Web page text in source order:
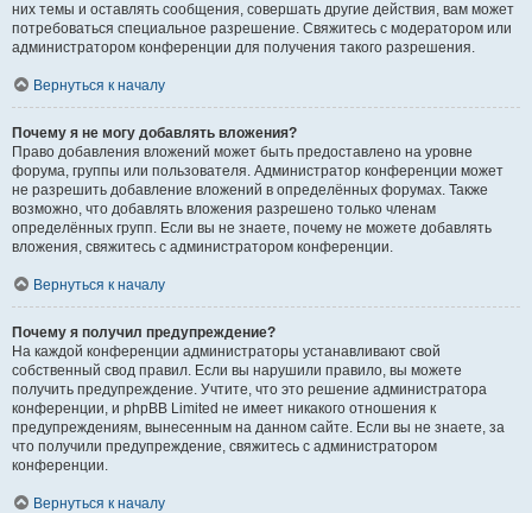
них темы и оставлять сообщения, совершать другие действия, вам может
потребоваться специальное разрешение. Свяжитесь с модератором или
администратором конференции для получения такого разрешения.
Вернуться к началу
Почему я не могу добавлять вложения?
Право добавления вложений может быть предоставлено на уровне
форума, группы или пользователя. Администратор конференции может
не разрешить добавление вложений в определённых форумах. Также
возможно, что добавлять вложения разрешено только членам
определённых групп. Если вы не знаете, почему не можете добавлять
вложения, свяжитесь с администратором конференции.
Вернуться к началу
Почему я получил предупреждение?
На каждой конференции администраторы устанавливают свой
собственный свод правил. Если вы нарушили правило, вы можете
получить предупреждение. Учтите, что это решение администратора
конференции, и phpBB Limited не имеет никакого отношения к
предупреждениям, вынесенным на данном сайте. Если вы не знаете, за
что получили предупреждение, свяжитесь с администратором
конференции.
Вернуться к началу